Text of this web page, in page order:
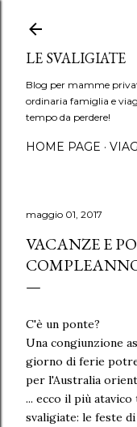
LE SVALIGIATE
Blog per mamme
ordinaria famiglia e
tempo da perdere!
HOME PAGE
maggio 01, 2017
VACANZE E
C'è un ponte?
Una congiunzione
giorno di ferie
per l'Australia
... ecco il più
svaligiate: le feste